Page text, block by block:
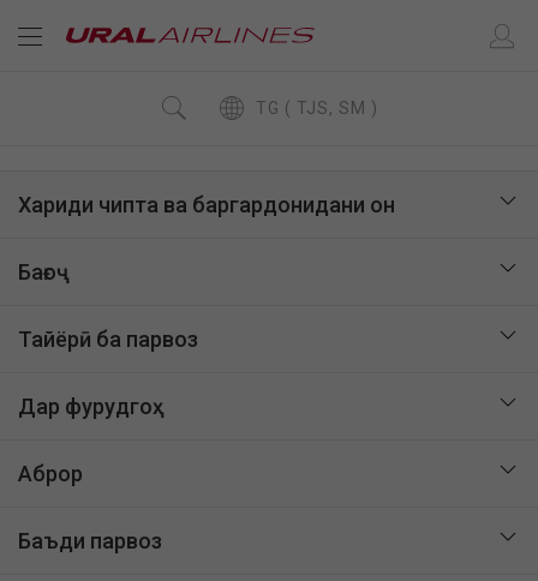
TG ( TJS, SM )
Хариди чипта ва баргардонидани он
Бағоҷ
Тайёрӣ ба парвоз
Дар фурудгоҳ
Аброр
Баъди парвоз